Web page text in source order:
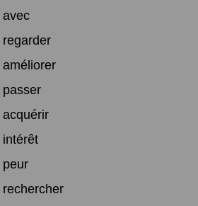
avec
regarder
améliorer
passer
acquérir
intérêt
peur
rechercher